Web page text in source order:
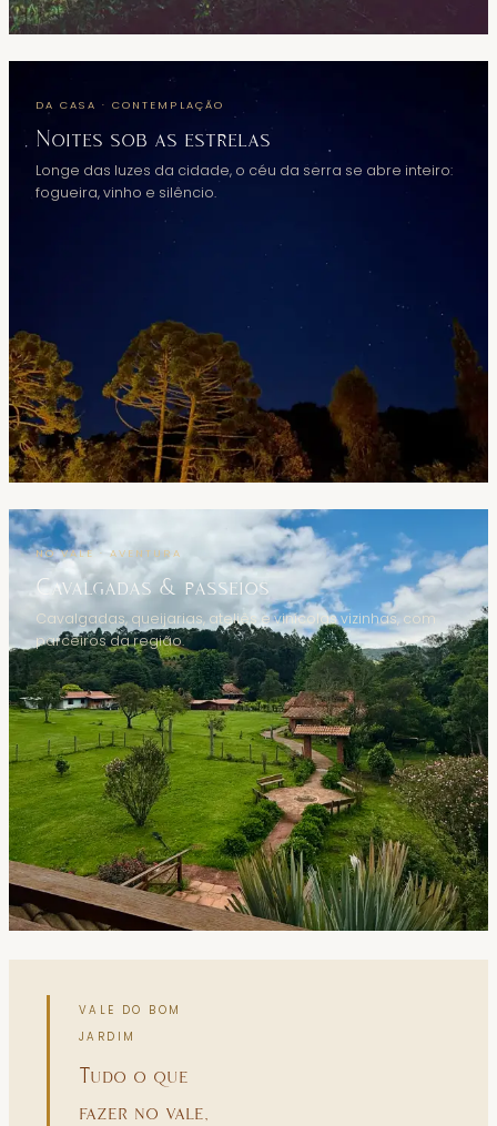
DA CASA · CONTEMPLAÇÃO
Noites sob as estrelas
Longe das luzes da cidade, o céu da serra se abre inteiro:
fogueira, vinho e silêncio.
NO VALE · AVENTURA
Cavalgadas & passeios
Cavalgadas, queijarias, ateliês e vinícolas vizinhas, com
parceiros da região.
VALE DO BOM
JARDIM
Tudo o que
fazer no vale,